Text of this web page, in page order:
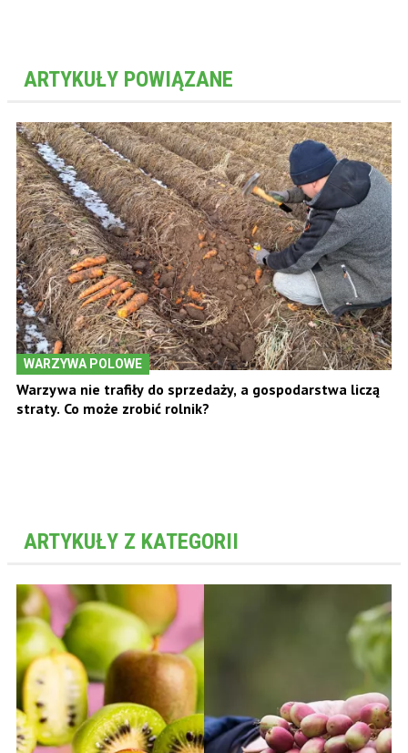
ARTYKUŁY POWIĄZANE
WARZYWA POLOWE
Warzywa nie trafiły do sprzedaży, a gospodarstwa liczą
straty. Co może zrobić rolnik?
ARTYKUŁY Z KATEGORII